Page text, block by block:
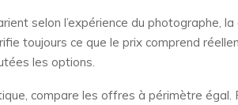
selon l’expérience du photographe,
toujours ce que le prix comprend
les options.
compare les offres à périmètre égal.